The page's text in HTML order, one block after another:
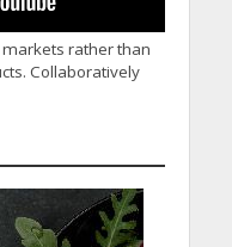
rather than
Collaboratively